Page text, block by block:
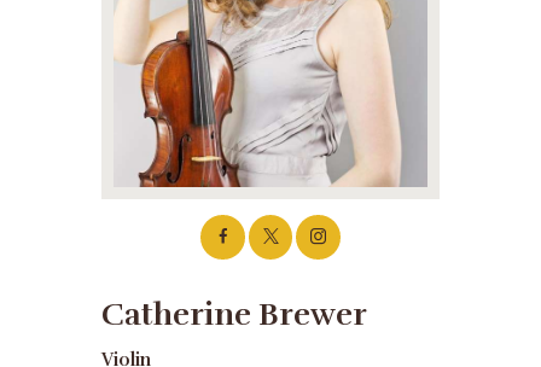
Catherine Brewer
Violin